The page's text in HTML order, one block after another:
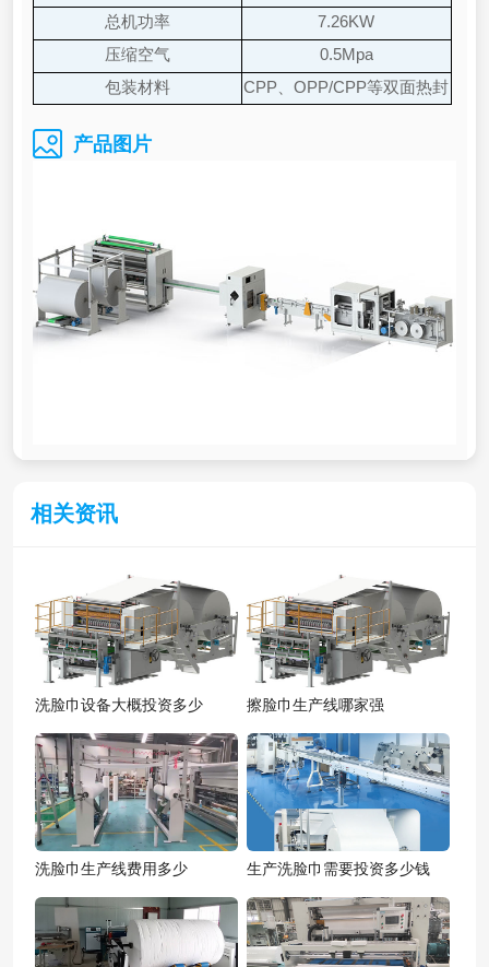
总机功率
7.26KW
压缩空气
0.5Mpa
包装材料
CPP、OPP/CPP等双面热封
产品图片
相关资讯
洗脸巾设备大概投资多少 擦脸巾生产线哪家强
洗脸巾生产线费用多少 生产洗脸巾需要投资多少钱